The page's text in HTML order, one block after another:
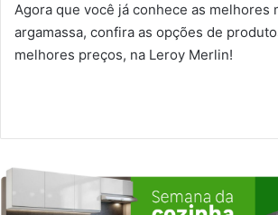
Agora que você já conhece as melhores
argamassa, confira as opções de
melhores preços, na Leroy Merlin!